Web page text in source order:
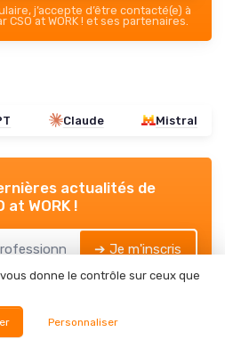
j’accepte d’être contacté(e) à
at WORK ! et ses partenaires.
Claude Mistral
actualités de
at WORK !
➔ Je m'inscris
j’accepte d’être contacté(e) à
at WORK ! et ses partenaires.
donne le contrôle sur ceux que
Personnaliser